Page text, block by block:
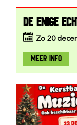
DE ENIGE
Zo 20
MEER INFO